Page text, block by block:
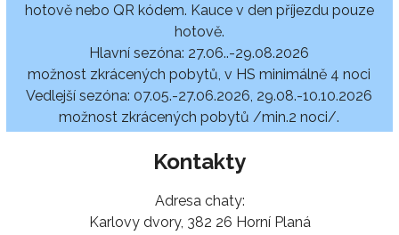
hotově nebo QR kódem. Kauce v den příjezdu pouze
hotově.
Hlavní sezóna: 27.06..-29.08.2026
možnost zkrácených pobytů, v HS minimálně 4 noci
Vedlejší sezóna: 07.05.-27.06.2026, 29.08.-10.10.2026
možnost zkrácených pobytů /min.2 noci/.
Kontakty
Adresa chaty:
Karlovy dvory, 382 26 Horní Planá